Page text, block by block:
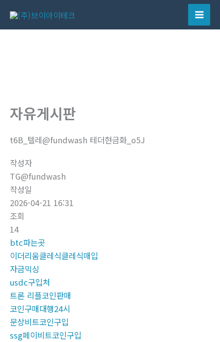
츠
Main
자유게시판
t6B_텔레@fundwash 테더현금화_o5J
작성자
TG@fundwash
작성일
2026-04-21 16:31
조회
14
btc파는곳
이더리움클레식클레식매입
자금믹싱
usdc구입처
트론 리플코인판매
코인구매대행24시
문상비트코인구입
ssg페이비트코인구입